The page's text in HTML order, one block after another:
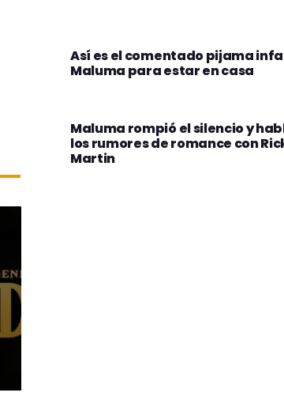
Así es el comentado pijama
Maluma para estar en casa
Maluma rompió el silencio y
los rumores de romance con
Martin